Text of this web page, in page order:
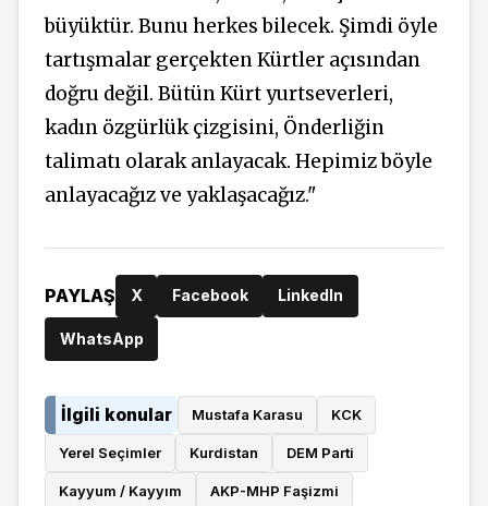
büyüktür. Bunu herkes bilecek. Şimdi öyle
tartışmalar gerçekten Kürtler açısından
doğru değil. Bütün Kürt yurtseverleri,
kadın özgürlük çizgisini, Önderliğin
talimatı olarak anlayacak. Hepimiz böyle
anlayacağız ve yaklaşacağız."
PAYLAŞ X Facebook LinkedIn
WhatsApp
İlgili konular Mustafa Karasu KCK
Yerel Seçimler Kurdistan DEM Parti
Kayyum / Kayyım AKP-MHP Faşizmi